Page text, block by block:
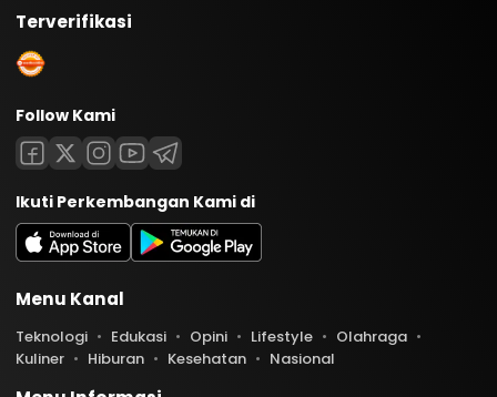
Terverifikasi
Follow Kami
Ikuti Perkembangan Kami di
Menu Kanal
Teknologi Edukasi Opini Lifestyle
Olahraga
Kuliner
Hiburan Kesehatan Nasional